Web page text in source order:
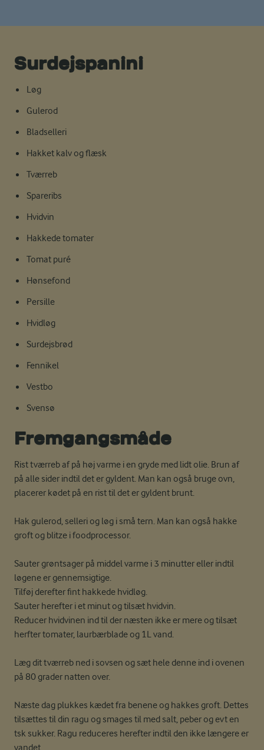
Surdejspanini
Løg
Gulerod
Bladselleri
Hakket kalv og flæsk
Tværreb
Spareribs
Hvidvin
Hakkede tomater
Tomat puré
Hønsefond
Persille
Hvidløg
Surdejsbrød
Fennikel
Vestbo
Svensø
Fremgangsmåde
Rist tværreb af på høj varme i en gryde med lidt olie. Brun af
på alle sider indtil det er gyldent. Man kan også bruge ovn,
placerer kødet på en rist til det er gyldent brunt.
Hak gulerod, selleri og løg i små tern. Man kan også hakke
groft og blitze i foodprocessor.
Sauter grøntsager på middel varme i 3 minutter eller indtil
løgene er gennemsigtige.
Tilføj derefter fint hakkede hvidløg.
Sauter herefter i et minut og tilsæt hvidvin.
Reducer hvidvinen ind til der næsten ikke er mere og tilsæt
herfter tomater, laurbærblade og 1L vand.
Læg dit tværreb ned i sovsen og sæt hele denne ind i ovenen
på 80 grader natten over.
Næste dag plukkes kædet fra benene og hakkes groft. Dettes
tilsættes til din ragu og smages til med salt, peber og evt en
tsk sukker. Ragu reduceres herefter indtil den ikke længere er
vandet.